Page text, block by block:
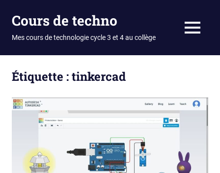
Cours de techno
Mes cours de technologie cycle 3 et 4 au collège MENU
Étiquette :tinkercad